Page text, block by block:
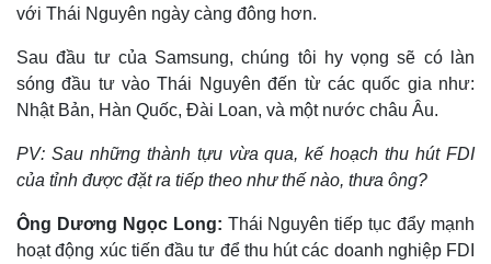
với Thái Nguyên ngày càng đông hơn.
Sau đầu tư của Samsung, chúng tôi hy vọng sẽ có làn
sóng đầu tư vào Thái Nguyên đến từ các quốc gia như:
Nhật Bản, Hàn Quốc, Đài Loan, và một nước châu Âu.
PV: Sau những thành tựu vừa qua, kế hoạch thu hút FDI
của tỉnh được đặt ra tiếp theo như thế nào, thưa ông?
Ông Dương Ngọc Long: Thái Nguyên tiếp tục đẩy mạnh
hoạt động xúc tiến đầu tư để thu hút các doanh nghiệp FDI